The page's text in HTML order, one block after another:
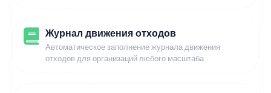
Журнал движения отходов
Автоматическое заполнение журнала движения
отходов для организаций любого масштаба